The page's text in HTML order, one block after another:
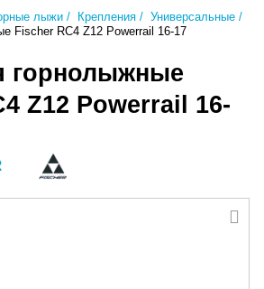
лыжи Крепления
Универсальные
Fischer RC4 Z12 Powerrail 16-17
горнолыжные
Z12 Powerrail 16-